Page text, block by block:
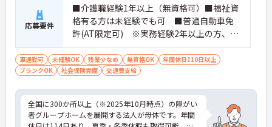
応募要件
■介護職経験1年以上（無資格可）■福祉資
格有る方は未経験でも可 ■普通自動車免
許(AT限定可) ※実務経験2年以上の方、障
がい者福祉に関する経験をお持ちの方大歓
迎
車通勤可 未経験OK 残業少なめ 無資格OK
年間休日110日以上
ブランクOK
社会保険完備 交通費支給
全国に300か所以上（※2025年10月時点）の障がい
者グループホームを展開する法人が母体です。年間